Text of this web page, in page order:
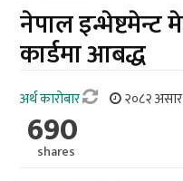
नेपाल
कार्डमा आबद्ध
अर्थ काराेबार २०८२
690
shares